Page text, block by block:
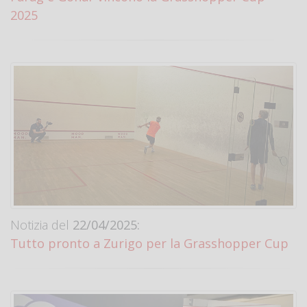
2025
Notizia del 22/04/2025:
Tutto pronto a Zurigo per la Grasshopper Cup